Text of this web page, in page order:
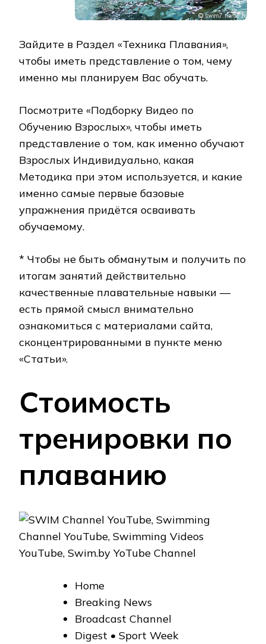
Зайдите в Раздел «Техника Плавания»,
чтобы иметь представление о том, чему
именно мы планируем Вас обучать.
Посмотрите «Подборку Видео по
Обучению Взрослых», чтобы иметь
представление о том, как именно обучают
Взрослых Индивидуально, какая
Методика при этом используется, и какие
именно самые первые базовые
упражнения придётся осваивать
обучаемому.
* Чтобы не быть обманутым и получить по
итогам занятий действительно
качественные плавательные навыки —
есть прямой смысл внимательно
ознакомиться с материалами сайта,
сконцентрированными в пункте меню
«Статьи».
Стоимость
тренировки по
плаванию
Home
Breaking News
Broadcast Channel
Digest • Sport Week